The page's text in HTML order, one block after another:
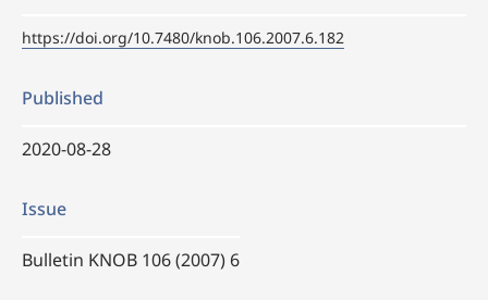
https://doi.org/10.7480/knob.106.2007.6.182
Published
2020-08-28
Issue
Bulletin KNOB 106 (2007) 6